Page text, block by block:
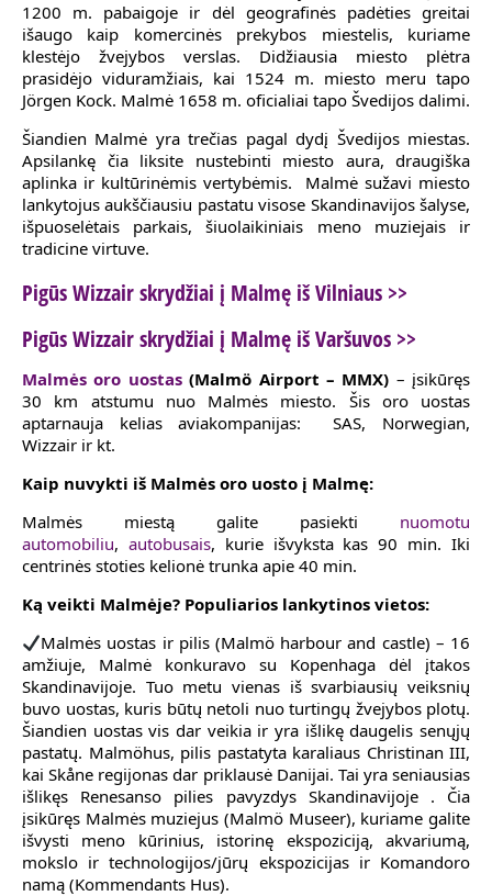
1200 m. pabaigoje ir dėl geografinės padėties greitai
išaugo kaip komercinės prekybos miestelis, kuriame
klestėjo žvejybos verslas. Didžiausia miesto plėtra
prasidėjo viduramžiais, kai 1524 m. miesto meru tapo
Jörgen Kock. Malmė 1658 m. oficialiai tapo Švedijos dalimi.
Šiandien Malmė yra trečias pagal dydį Švedijos miestas.
Apsilankę čia liksite nustebinti miesto aura, draugiška
aplinka ir kultūrinėmis vertybėmis. Malmė sužavi miesto
lankytojus aukščiausiu pastatu visose Skandinavijos šalyse,
išpuoselėtais parkais, šiuolaikiniais meno muziejais ir
tradicine virtuve.
Pigūs Wizzair skrydžiai į Malmę iš Vilniaus >>
Pigūs Wizzair skrydžiai į Malmę iš Varšuvos >>
Malmės oro uostas(Malmö Airport – MMX) – įsikūręs
30 km atstumu nuo Malmės miesto. Šis oro uostas
aptarnauja kelias aviakompanijas: SAS, Norwegian,
Wizzair ir kt.
Kaip nuvykti iš Malmės oro uosto į Malmę:
Malmės miestą galite pasiekti nuomotu
automobiliu, autobusais, kurie išvyksta kas 90 min. Iki
centrinės stoties kelionė trunka apie 40 min.
Ką veikti Malmėje? Populiarios lankytinos vietos:
Malmės uostas ir pilis (Malmö harbour and castle) – 16
amžiuje, Malmė konkuravo su Kopenhaga dėl įtakos
Skandinavijoje. Tuo metu vienas iš svarbiausių veiksnių
buvo uostas, kuris būtų netoli nuo turtingų žvejybos plotų.
Šiandien uostas vis dar veikia ir yra išlikę daugelis senųjų
pastatų. Malmöhus, pilis pastatyta karaliaus Christinan III,
kai Skåne regijonas dar priklausė Danijai. Tai yra seniausias
išlikęs Renesanso pilies pavyzdys Skandinavijoje . Čia
įsikūręs Malmės muziejus (Malmö Museer), kuriame galite
išvysti meno kūrinius, istorinę ekspoziciją, akvariumą,
mokslo ir technologijos/jūrų ekspozicijas ir Komandoro
namą (Kommendants Hus).